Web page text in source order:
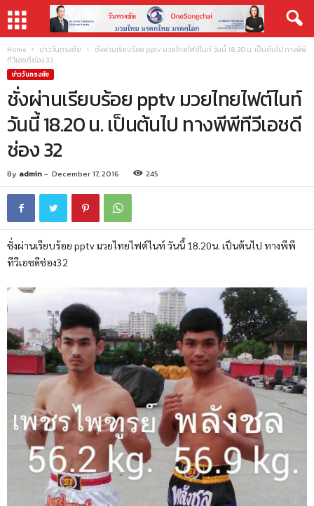
Home ข่าววันทรงชัย
ชั่งผ่านเรียบร้อย pptv มวยไทยไฟต์ไนท์ วันนี้ 18.20 น. เป็นต้นไป ทางพีพี
ทีวีเอชดีช่อง 32
ข่าววันทรงชัย
ชั่งผ่านเรียบร้อย pptv มวยไทยไฟต์ไนท์
วันนี้ 18.20 น. เป็นต้นไป ทางพีพีทีวีเอชดี
ช่อง 32
By admin- December 17, 2016 245
ชั่งผ่านเรียบร้อย pptv มวยไทยไฟต์ไนท์ วันนี้ 18.20น. เป็นต้นไป ทางพีพี
ทีวีเอชดีช่อง32